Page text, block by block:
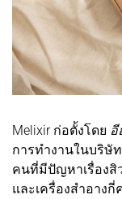
Melixir ก่อตั้งโดย อี
การทำงานในบริษั
คนที่มีปัญหาเรื่องสิ
และเครื่องสำอาง